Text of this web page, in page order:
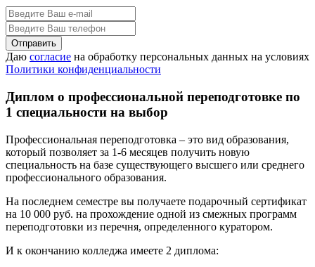
Даю согласие на обработку персональных данных на условиях
Политики конфиденциальности
Диплом о профессиональной переподготовке по
1 специальности на выбор
Профессиональная переподготовка – это вид образования,
который позволяет за 1-6 месяцев получить новую
специальность на базе существующего высшего или среднего
профессионального образования.
На последнем семестре вы получаете подарочный сертификат
на 10 000 руб. на прохождение одной из смежных программ
переподготовки из перечня, определенного куратором.
И к окончанию колледжа имеете 2 диплома: